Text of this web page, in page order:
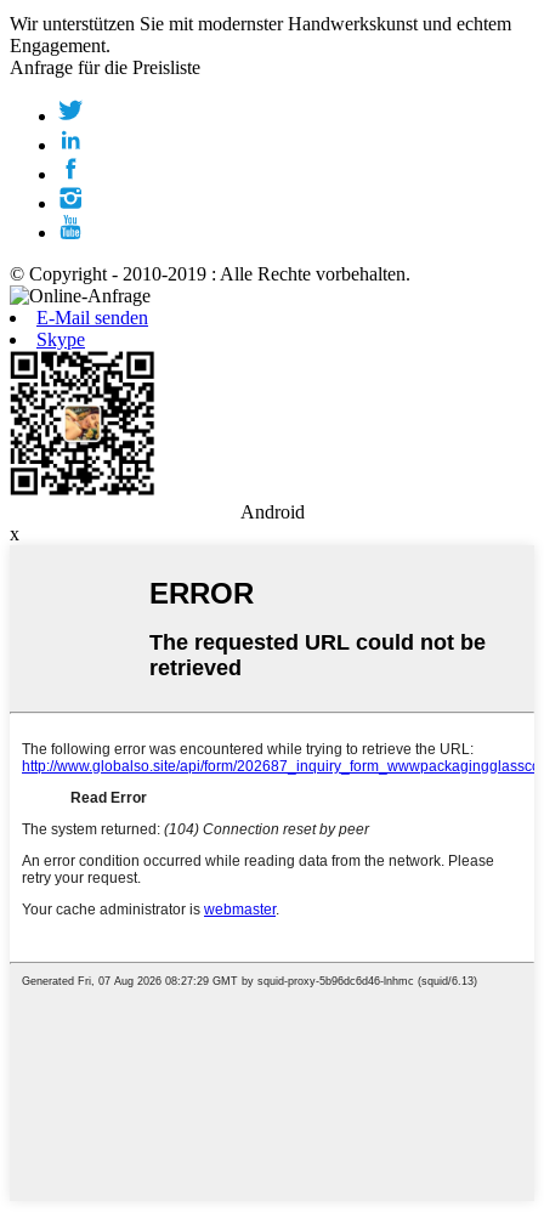
Wir unterstützen Sie mit modernster Handwerkskunst und echtem
Engagement.
Anfrage für die Preisliste
© Copyright - 2010-2019 : Alle Rechte vorbehalten.
E-Mail senden
Skype
Android
x